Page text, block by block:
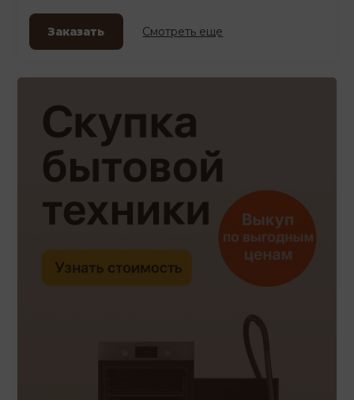
Заказать Смотреть еще